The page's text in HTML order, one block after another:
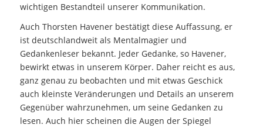
wichtigen Bestandteil unserer Kommunikation.
Auch Thorsten Havener bestätigt diese Auffassung, er
ist deutschlandweit als Mentalmagier und
Gedankenleser bekannt. Jeder Gedanke, so Havener,
bewirkt etwas in unserem Körper. Daher reicht es aus,
ganz genau zu beobachten und mit etwas Geschick
auch kleinste Veränderungen und Details an unserem
Gegenüber wahrzunehmen, um seine Gedanken zu
lesen. Auch hier scheinen die Augen der Spiegel